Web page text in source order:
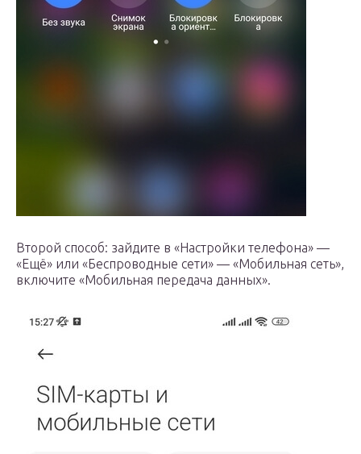
Второй способ: зайдите в «Настройки телефона» —
«Ещё» или «Беспроводные сети» — «Мобильная сеть»,
включите «Мобильная передача данных».